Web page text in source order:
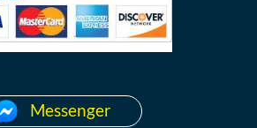
Messenger